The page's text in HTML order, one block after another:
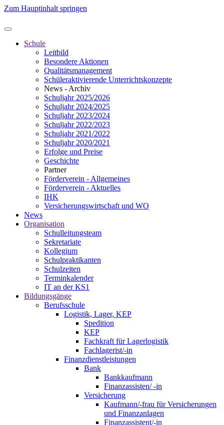
Zum Hauptinhalt springen
Schule
Leitbild
Besondere Aktionen
Qualitätsmanagement
Schüleraktivierende Unterrichtskonzepte
News - Archiv
Schuljahr 2025/2026
Schuljahr 2024/2025
Schuljahr 2023/2024
Schuljahr 2022/2023
Schuljahr 2021/2022
Schuljahr 2020/2021
Erfolge und Preise
Geschichte
Partner
Förderverein - Allgemeines
Förderverein - Aktuelles
IHK
Versicherungswirtschaft und WO
News
Organisation
Schulleitungsteam
Sekretariate
Kollegium
Schulpraktikanten
Schulzeiten
Terminkalender
IT an der KS1
Bildungsgänge
Berufsschule
Logistik, Lager, KEP
Spedition
KEP
Fachkraft für Lagerlogistik
Fachlagerist/-in
Finanzdienstleistungen
Bank
Bankkaufmann
Finanzassisten/ -in
Versicherung
Kaufmann/-frau für Versicherungen
und Finanzanlagen
Finanzassistent/-in